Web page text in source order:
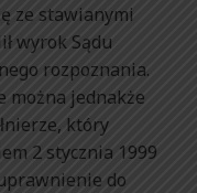
ze stawianymi
wyrok Sądu
rozpoznania.
można jednakże
który
2 stycznia 1999
do